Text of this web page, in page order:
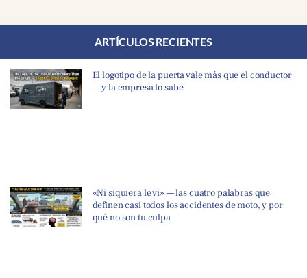
ARTÍCULOS RECIENTES
El logotipo de la puerta vale más que el conductor
— y la empresa lo sabe
«Ni siquiera le vi» — las cuatro palabras que
definen casi todos los accidentes de moto, y por
qué no son tu culpa